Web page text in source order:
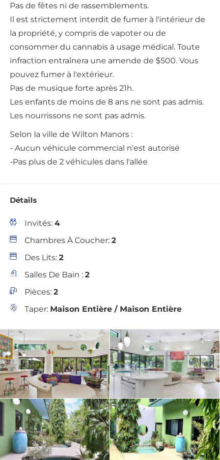
Pas de fêtes ni de rassemblements.
Il est strictement interdit de fumer à l'intérieur de
la propriété, y compris de vapoter ou de
consommer du cannabis à usage médical. Toute
infraction entraînera une amende de $500. Vous
pouvez fumer à l'extérieur.
Pas de musique forte après 21h.
Les enfants de moins de 8 ans ne sont pas admis.
Les nourrissons ne sont pas admis.
Selon la ville de Wilton Manors :
- Aucun véhicule commercial n'est autorisé
-Pas plus de 2 véhicules dans l'allée
Détails
Invités: 4
Chambres À Coucher: 2
Des Lits: 2
Salles De Bain : 2
Pièces: 2
Taper: Maison Entière / Maison Entière